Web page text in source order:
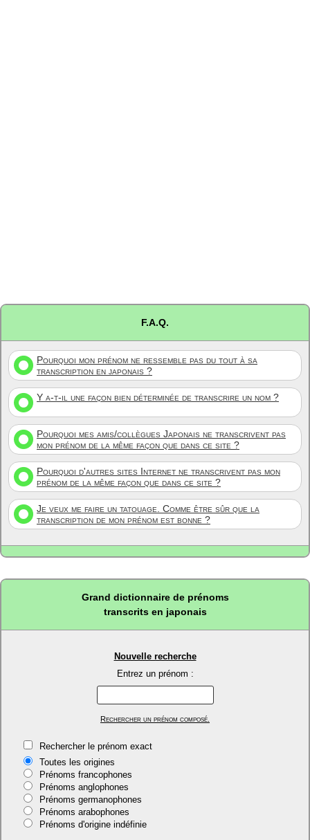
F.A.Q.
Pourquoi mon prénom ne ressemble pas du tout à sa
transcription en japonais ?
Y a-t-il une façon bien déterminée de transcrire un nom ?
Pourquoi mes amis/collègues Japonais ne transcrivent pas
mon prénom de la même façon que dans ce site ?
Pourquoi d'autres sites Internet ne transcrivent pas mon
prénom de la même façon que dans ce site ?
Je veux me faire un tatouage. Comme être sûr que la
transcription de mon prénom est bonne ?
Grand dictionnaire de prénoms
transcrits en japonais
Nouvelle recherche
Entrez un prénom :
Rechercher un prénom composé.
Rechercher le prénom exact
Toutes les origines
Prénoms francophones
Prénoms anglophones
Prénoms germanophones
Prénoms arabophones
Prénoms d'origine indéfinie